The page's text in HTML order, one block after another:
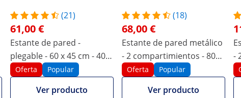
(21)
61,00 €
Estante de pared -
plegable - 60 x 45 cm - 40
kg - acero inoxidable
Oferta Popular
Ver producto
(18)
68,00 €
Estante de pared metálico
- 2 compartimientos - 80
cm
Oferta Popular
Ver producto
-